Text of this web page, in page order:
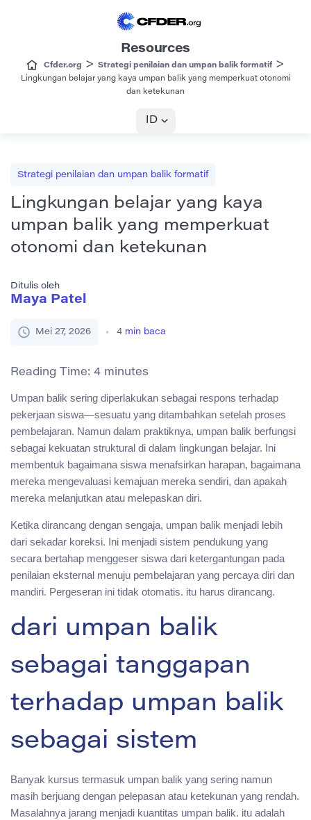
Resources
Cfder.org > Strategi penilaian dan umpan balik formatif >
Lingkungan belajar yang kaya umpan balik yang memperkuat otonomi
dan ketekunan
ID
Strategi penilaian dan umpan balik formatif
Lingkungan belajar yang kaya
umpan balik yang memperkuat
otonomi dan ketekunan
Ditulis oleh
Maya Patel
Mei 27, 2026 4 min baca
Reading Time: 4 minutes
Umpan balik sering diperlakukan sebagai respons terhadap
pekerjaan siswa—sesuatu yang ditambahkan setelah proses
pembelajaran. Namun dalam praktiknya, umpan balik berfungsi
sebagai kekuatan struktural di dalam lingkungan belajar. Ini
membentuk bagaimana siswa menafsirkan harapan, bagaimana
mereka mengevaluasi kemajuan mereka sendiri, dan apakah
mereka melanjutkan atau melepaskan diri.
Ketika dirancang dengan sengaja, umpan balik menjadi lebih
dari sekadar koreksi. Ini menjadi sistem pendukung yang
secara bertahap menggeser siswa dari ketergantungan pada
penilaian eksternal menuju pembelajaran yang percaya diri dan
mandiri. Pergeseran ini tidak otomatis. itu harus dirancang.
dari umpan balik
sebagai tanggapan
terhadap umpan balik
sebagai sistem
Banyak kursus termasuk umpan balik yang sering namun
masih berjuang dengan pelepasan atau ketekunan yang rendah.
Masalahnya jarang menjadi kuantitas umpan balik. itu adalah